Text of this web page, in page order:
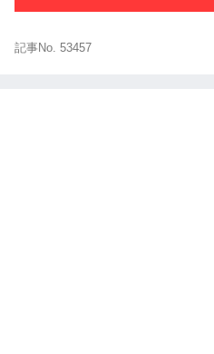
記事No. 53457